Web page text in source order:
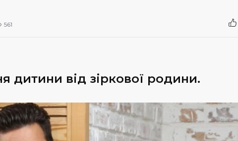
561
дитини від зіркової родини.